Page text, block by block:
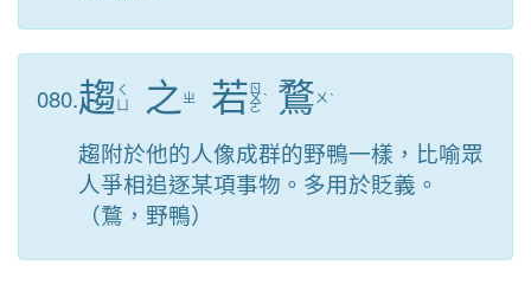
080.趨 ㄑ
之 ㄓ 若 ㄖ
ㄨ
ㄛ
ˋ 鶩 ㄨ ˋ
趨附於他的人像成群的野鴨一樣，比喻眾
人爭相追逐某項事物。多用於貶義。
（鶩，野鴨）